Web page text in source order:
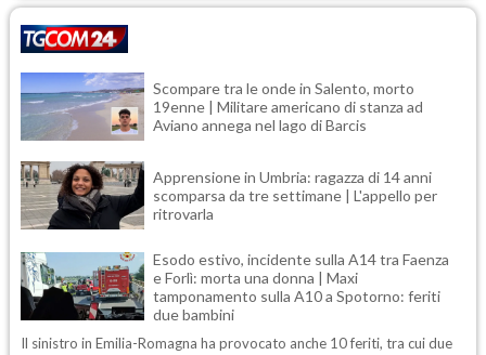
Scompare tra le onde in Salento, morto
19enne | Militare americano di stanza ad
Aviano annega nel lago di Barcis
Apprensione in Umbria: ragazza di 14 anni
scomparsa da tre settimane | L'appello per
ritrovarla
Esodo estivo, incidente sulla A14 tra Faenza
e Forlì: morta una donna | Maxi
tamponamento sulla A10 a Spotorno: feriti
due bambini
Il sinistro in Emilia-Romagna ha provocato anche 10 feriti, tra cui due